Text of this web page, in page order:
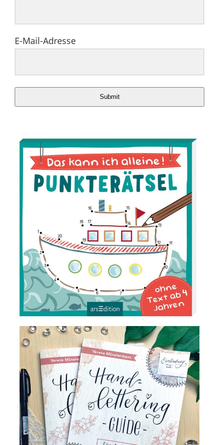
E-Mail-Adresse
Submit